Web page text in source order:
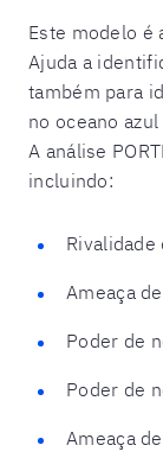
Este modelo é
Ajuda a
também para
no oceano
A análise
incluindo:
Ameaça
Poder de
Poder de
Ameaça